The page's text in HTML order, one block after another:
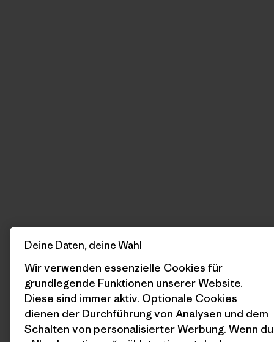
Deine Daten, deine Wahl
Wir verwenden essenzielle Cookies für
grundlegende Funktionen unserer Website.
Diese sind immer aktiv. Optionale Cookies
dienen der Durchführung von Analysen und dem
Schalten von personalisierter Werbung. Wenn du